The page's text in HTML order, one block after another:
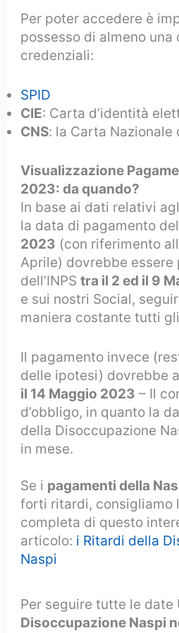
Per poter accedere è
possesso di almeno una
credenziali:
SPID
CIE: Carta d’identità
CNS: la Carta Nazionale
Visualizzazione
2023: da quando?
In base ai dati relativi
la data di pagamento
2023 (con riferimento
Aprile) dovrebbe
dell’INPStra il 2 ed il 9
e sui nostri Social,
maniera costante tutti
Il pagamento invece
delle ipotesi) dovrebbe
il 14 Maggio 2023 – Il
d’obbligo, in quanto la
della Disoccupazione
in mese.
Se i pagamenti della
forti ritardi, consigliamo
completa di questo
articolo: i Ritardi della
Naspi
Per seguire tutte le
Disoccupazione Naspi